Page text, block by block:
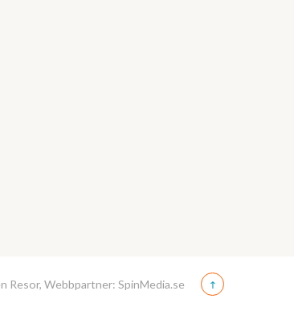
Resor, Webbpartner: SpinMedia.se